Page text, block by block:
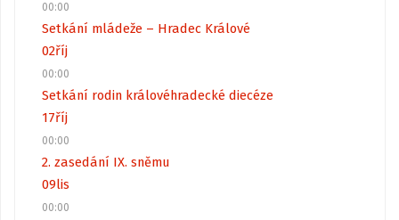
00:00
Setkání mládeže – Hradec Králové
02říj
00:00
Setkání rodin královéhradecké diecéze
17říj
00:00
2. zasedání IX. sněmu
09lis
00:00